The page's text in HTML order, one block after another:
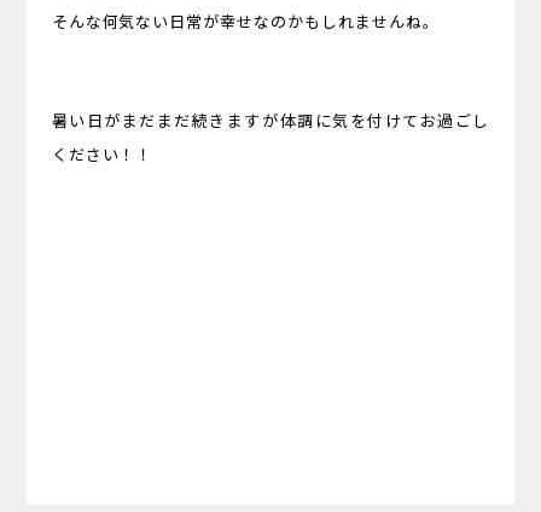
そんな何気ない日常が幸せなのかもしれませんね。
暑い日がまだまだ続きますが体調に気を付けてお過ごし
ください！！